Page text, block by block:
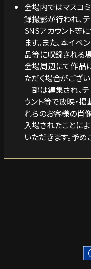
会場内ではマスコ
録撮影が行われ、テ
SNSアカウント等
ます。また、本イ
品等に収録される
会場周辺にて作品
ただく場合がござ
一部は編集され、
ウント等で放映・掲
れらのお客様の肖
入場されたことに
いただきます。予め